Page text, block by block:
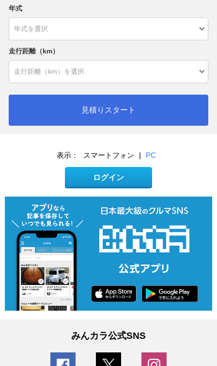
年式
走行距離（km）
見積りスタート
表示： スマートフォン | PC
ログイン
みんカラ公式SNS